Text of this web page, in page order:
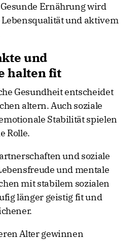
Ernährung wird
und aktivem
und
halten fit
Gesundheit entscheidet
altern. Auch soziale
Stabilität spielen
Rolle.
und soziale
und mentale
mit stabilem sozialen
länger geistig fit und
Alter gewinnen